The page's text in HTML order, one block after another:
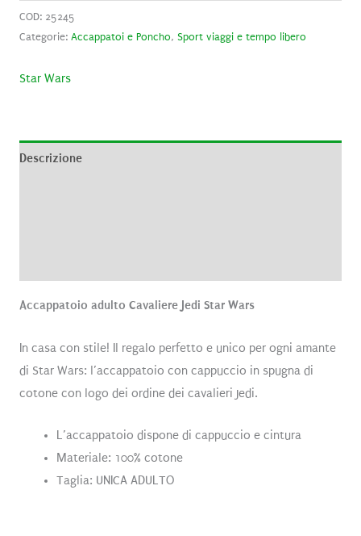
COD: 25245
Categorie: Accappatoi e Poncho, Sport viaggi e tempo libero
Star Wars
Descrizione
Accappatoio adulto Cavaliere Jedi Star Wars
In casa con stile! Il regalo perfetto e unico per ogni amante
di Star Wars: l’accappatoio con cappuccio in spugna di
cotone con logo dei ordine dei cavalieri Jedi.
L’accappatoio dispone di cappuccio e cintura
Materiale: 100% cotone
Taglia: UNICA ADULTO